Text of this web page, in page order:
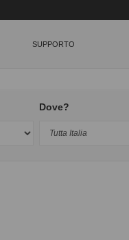
SUPPORTO
Dove?